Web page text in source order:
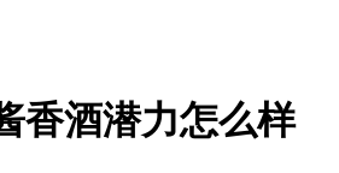
香酒潜力怎么样